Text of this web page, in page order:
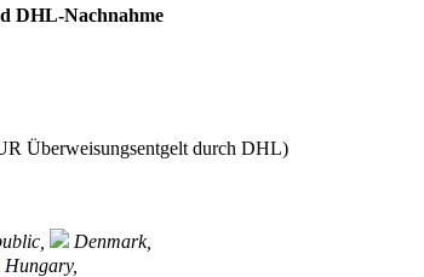
DHL-Nachnahme
Überweisungsentgelt durch DHL)
Denmark,
Hungary,